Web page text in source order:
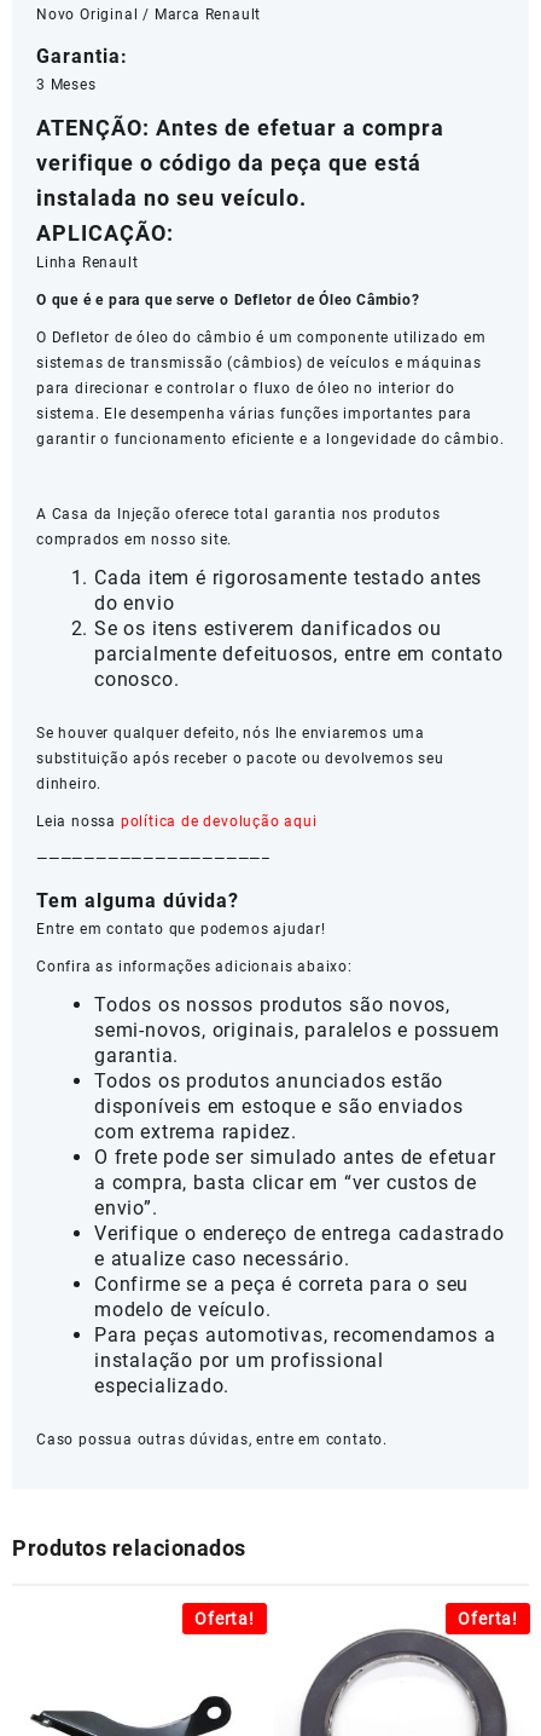
Novo Original / Marca Renault
Garantia:
3 Meses
ATENÇÃO: Antes de efetuar a compra
verifique o código da peça que está
instalada no seu veículo.
APLICAÇÃO:
Linha Renault
O que é e para que serve o Defletor de Óleo Câmbio?
O Defletor de óleo do câmbio é um componente utilizado em
sistemas de transmissão (câmbios) de veículos e máquinas
para direcionar e controlar o fluxo de óleo no interior do
sistema. Ele desempenha várias funções importantes para
garantir o funcionamento eficiente e a longevidade do câmbio.
A Casa da Injeção oferece total garantia nos produtos
comprados em nosso site.
Cada item é rigorosamente testado antes
do envio
Se os itens estiverem danificados ou
parcialmente defeituosos, entre em contato
conosco.
Se houver qualquer defeito, nós lhe enviaremos uma
substituição após receber o pacote ou devolvemos seu
dinheiro.
Leia nossa política de devolução aqui
———————————————————–
Tem alguma dúvida?
Entre em contato que podemos ajudar!
Confira as informações adicionais abaixo:
Todos os nossos produtos são novos,
semi-novos, originais, paralelos e possuem
garantia.
Todos os produtos anunciados estão
disponíveis em estoque e são enviados
com extrema rapidez.
O frete pode ser simulado antes de efetuar
a compra, basta clicar em “ver custos de
envio”.
Verifique o endereço de entrega cadastrado
e atualize caso necessário.
Confirme se a peça é correta para o seu
modelo de veículo.
Para peças automotivas, recomendamos a
instalação por um profissional
especializado.
Caso possua outras dúvidas, entre em contato.
Produtos relacionados
Oferta! Oferta!